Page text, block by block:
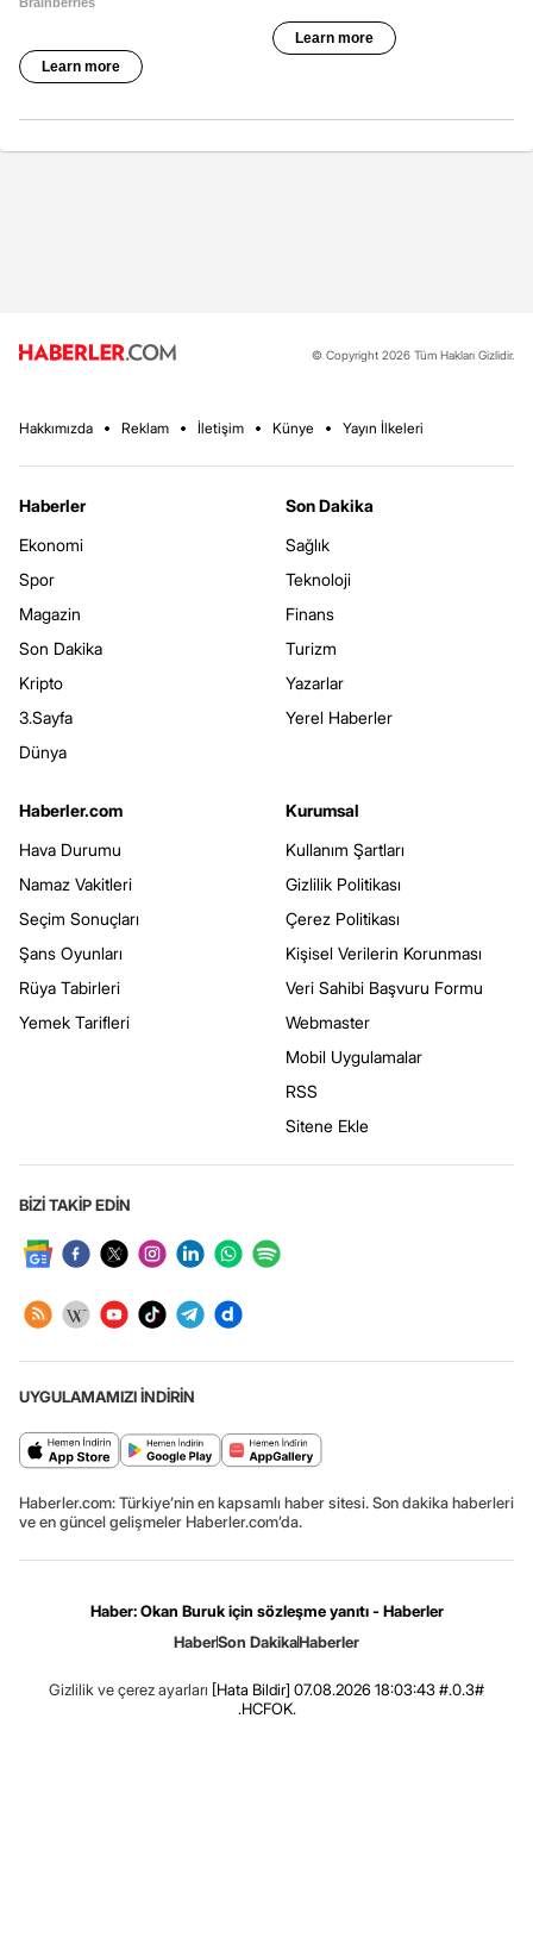
© Copyright 2026 Tüm Hakları Gizlidir.
Hakkımızda Reklam İletişim Künye Yayın İlkeleri
Haberler
Ekonomi
Spor
Magazin
Son Dakika
Kripto
3.Sayfa
Dünya
Son Dakika
Sağlık
Teknoloji
Finans
Turizm
Yazarlar
Yerel Haberler
Haberler.com
Hava Durumu
Namaz Vakitleri
Seçim Sonuçları
Şans Oyunları
Rüya Tabirleri
Yemek Tarifleri
Kurumsal
Kullanım Şartları
Gizlilik Politikası
Çerez Politikası
Kişisel Verilerin Korunması
Veri Sahibi Başvuru Formu
Webmaster
Mobil Uygulamalar
RSS
Sitene Ekle
BİZİ TAKİP EDİN
UYGULAMAMIZI İNDİRİN
Haberler.com: Türkiye’nin en kapsamlı haber sitesi. Son dakika haberleri
ve en güncel gelişmeler Haberler.com’da.
Haber: Okan Buruk için sözleşme yanıtı - Haberler
HaberSon DakikaHaberler
Gizlilik ve çerez ayarları [Hata Bildir] 07.08.2026 18:03:43 #.0.3#
.HCFOK.